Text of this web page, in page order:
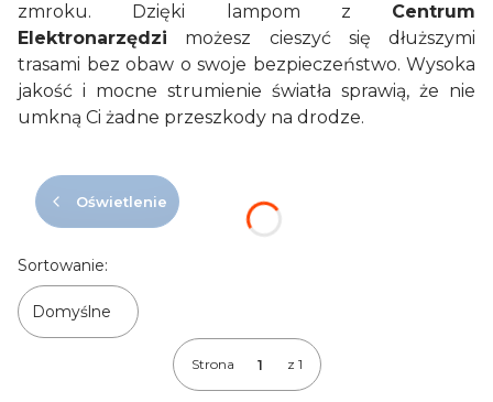
zmroku. Dzięki lampom z Centrum
Elektronarzędzi możesz cieszyć się dłuższymi
trasami bez obaw o swoje bezpieczeństwo. Wysoka
jakość i mocne strumienie światła sprawią, że nie
umkną Ci żadne przeszkody na drodze.
Oświetlenie
Lista produktów
Sortowanie:
Domyślne
Strona z 1